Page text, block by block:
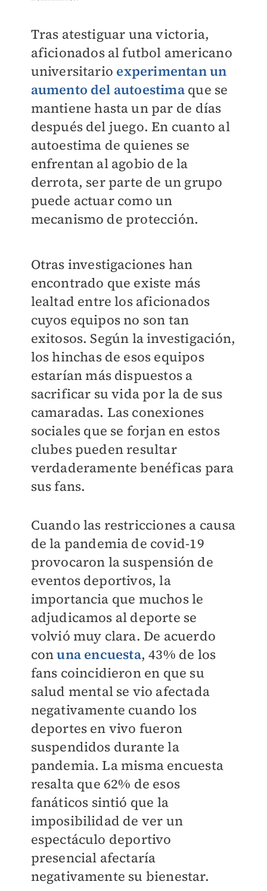
Tras atestiguar una victoria,
aficionados al futbol americano
universitario experimentan un
aumento del autoestimaque se
mantiene hasta un par de días
después del juego. En cuanto al
autoestima de quienes se
enfrentan al agobio de la
derrota, ser parte de un grupo
puede actuar como un
mecanismo de protección.
Otras investigaciones han
encontrado que existe más
lealtad entre los aficionados
cuyos equipos no son tan
exitosos. Según la investigación,
los hinchas de esos equipos
estarían más dispuestos a
sacrificar su vida por la de sus
camaradas. Las conexiones
sociales que se forjan en estos
clubes pueden resultar
verdaderamente benéficas para
sus fans.
Cuando las restricciones a causa
de la pandemia de covid-19
provocaron la suspensión de
eventos deportivos, la
importancia que muchos le
adjudicamos al deporte se
volvió muy clara. De acuerdo
conuna encuesta, 43% de los
fans coincidieron en que su
salud mental se vio afectada
negativamente cuando los
deportes en vivo fueron
suspendidos durante la
pandemia. La misma encuesta
resalta que 62% de esos
fanáticos sintió que la
imposibilidad de ver un
espectáculo deportivo
presencial afectaría
negativamente su bienestar.